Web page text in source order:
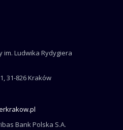
im. Ludwika Rydygiera
31-826 Kraków
Bank Polska S.A.